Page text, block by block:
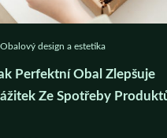
Obalový design a estetika
Perfektní Obal Zlepšuje
Ze Spotřeby